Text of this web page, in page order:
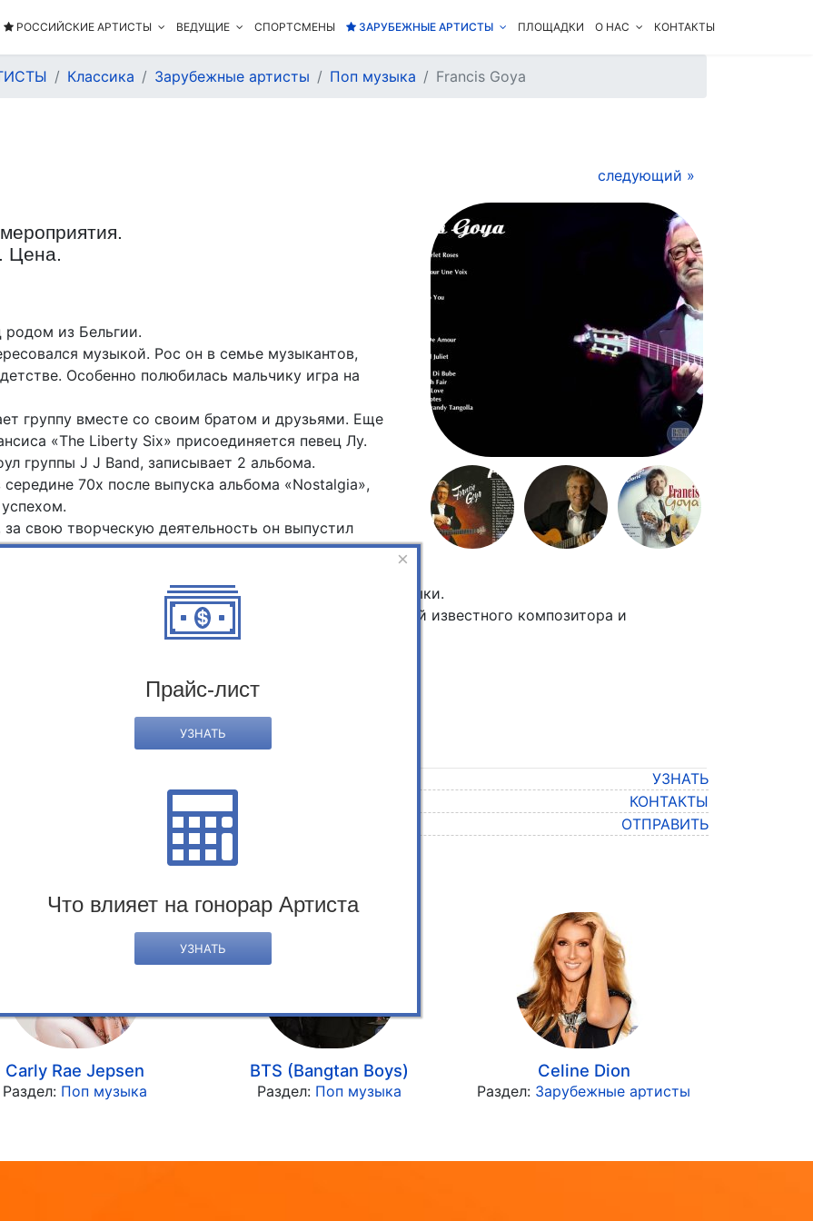
РОССИЙСКИЕ АРТИСТЫ ВЕДУЩИЕ СПОРТСМЕНЫ ЗАРУБЕЖНЫЕ АРТИСТЫ ПЛОЩАДКИ О НАС КОНТАКТЫ
Классика Зарубежные артисты Поп музыка Francis Goya
следующий »
Цена.
родом из Бельгии.
музыкой. Рос он в семье музыкантов,
Особенно полюбилась мальчику игра на
группу вместе со своим братом и друзьями. Еще
«The Liberty Six» присоединяется певец Лу.
группы J J Band, записывает 2 альбома.
70х после выпуска альбома «Nostalgia»,
свою творческую деятельность он выпустил
Практически все альбомы музыканта получили
копий альбомов Франсиса было продано
артистов в жанре инструментальной музыки.
мероприятия! Насладитесь чудесной музыкой известного композитора и
прямо сейчас!
агента
УЗНАТЬ
КОНТАКТЫ
ОТПРАВИТЬ
« предыдущий
следующий »
Carly Rae Jepsen
Раздел: Поп музыка
BTS (Bangtan Boys)
Раздел: Поп музыка
Celine Dion
Раздел: Зарубежные артисты
×
Прайс-лист
УЗНАТЬ
Что влияет на гонорар Артиста
УЗНАТЬ